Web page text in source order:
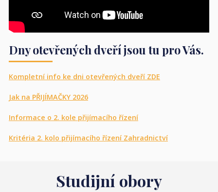
Dny otevřených dveří jsou tu pro Vás.
Kompletní info ke dni otevřených dveří ZDE
Jak na PŘIJÍMAČKY 2026
Informace o 2. kole přijímacího řízení
Kritéria 2. kolo přijímacího řízení Zahradnictví
Studijní obory